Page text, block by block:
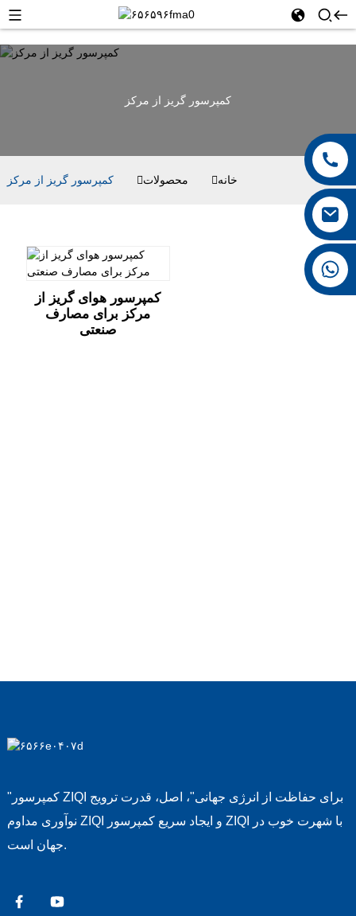
کمپرسور گریز از مرکز
خانه محصولات کمپرسور گریز از مرکز
کمپرسور هوای گریز از
مرکز برای مصارف
صنعتی
"کمپرسور ZIQI برای حفاظت از انرژی جهانی"، اصل، قدرت ترویج
نوآوری مداوم ZIQI و ایجاد سریع کمپرسور ZIQI با شهرت خوب در
جهان است.